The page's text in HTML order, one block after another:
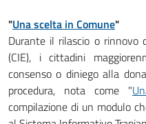
"Una scelta in Comune"
Durante il rilascio o rinnovo
(CIE), i cittadini
consenso o diniego alla
procedura, nota come "
compilazione di un modulo